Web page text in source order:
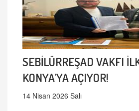
SEBİLÜRREŞAD VAKFI
KONYA'YA AÇIYOR!
14 Nisan 2026 Salı